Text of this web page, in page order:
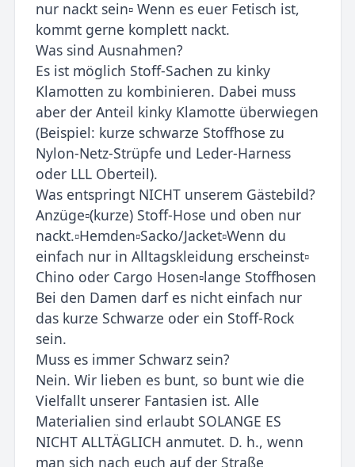
nur nackt sein▫️ Wenn es euer Fetisch ist,
kommt gerne komplett nackt.
Was sind Ausnahmen?
Es ist möglich Stoff-Sachen zu kinky
Klamotten zu kombinieren. Dabei muss
aber der Anteil kinky Klamotte überwiegen
(Beispiel: kurze schwarze Stoffhose zu
Nylon-Netz-Strüpfe und Leder-Harness
oder LLL Oberteil).
Was entspringt NICHT unserem Gästebild?
Anzüge▫️(kurze) Stoff-Hose und oben nur
nackt.▫️Hemden▫️Sacko/Jacket▫️Wenn du
einfach nur in Alltagskleidung erscheinst▫️
Chino oder Cargo Hosen▫️lange Stoffhosen
Bei den Damen darf es nicht einfach nur
das kurze Schwarze oder ein Stoff-Rock
sein.
Muss es immer Schwarz sein?
Nein. Wir lieben es bunt, so bunt wie die
Vielfallt unserer Fantasien ist. Alle
Materialien sind erlaubt SOLANGE ES
NICHT ALLTÄGLICH anmutet. D. h., wenn
man sich nach euch auf der Straße